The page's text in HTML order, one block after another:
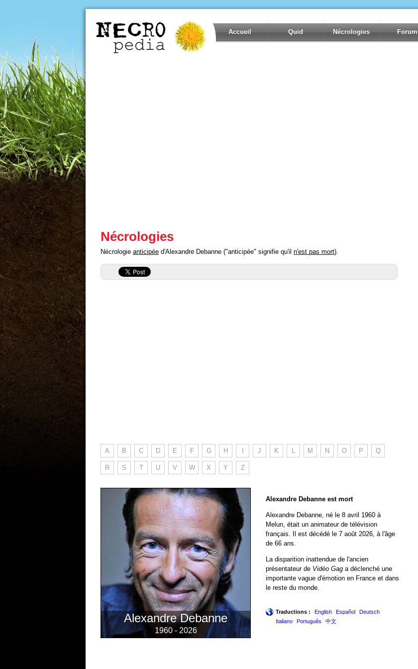
Accueil Quid Nécrologies Forum
Nécrologies
Nécrologie anticipée d'Alexandre Debanne ("anticipée" signifie qu'il n'est pas mort).
A B C D E F G H J K L M N O P Q
R S T U V W X Y Z
Alexandre Debanne
1960 - 2026
Alexandre Debanne est mort
Alexandre Debanne, né le 8 avril 1960 à
Melun, était un animateur de télévision
français. Il est décédé le 7 août 2026, à l'âge
de 66 ans.
La disparition inattendue de l'ancien
présentateur de Vidéo Gag a déclenché une
importante vague d'émotion en France et dans
le reste du monde.
Traductions : English Español
Deutsch
Italiano
Português 中文